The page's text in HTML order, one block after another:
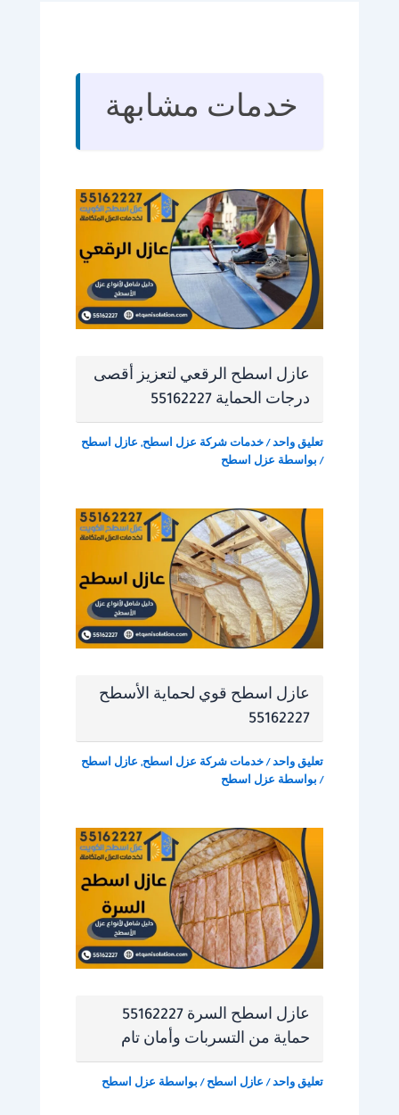
خدمات مشابهة
عازل اسطح الرقعي لتعزيز أقصى
درجات الحماية 55162227
تعليق واحد /خدمات شركة عزل اسطح, عازل اسطح
/ بواسطة عزل اسطح
عازل اسطح قوي لحماية الأسطح
55162227
تعليق واحد /خدمات شركة عزل اسطح, عازل اسطح
/ بواسطة عزل اسطح
عازل اسطح السرة 55162227
حماية من التسربات وأمان تام
تعليق واحد / عازل اسطح / بواسطة عزل اسطح